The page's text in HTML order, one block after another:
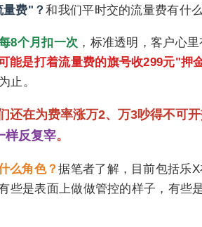
量费"？和我们平时交的流量费有什
8个月扣一次 ，标准透明，客户心
能是打着流量费的旗号收299元"押
止。
还在为费率涨万2、万3吵得不可
样反复宰。
么角色？据笔者了解，目前包括乐
些是表面上做做管控的样子，有些